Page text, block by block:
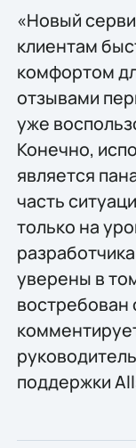
«Новый
клиентам
комфортом
отзывами
уже
Конечно,
является
часть
только на
уверены в
востребован
поддержки